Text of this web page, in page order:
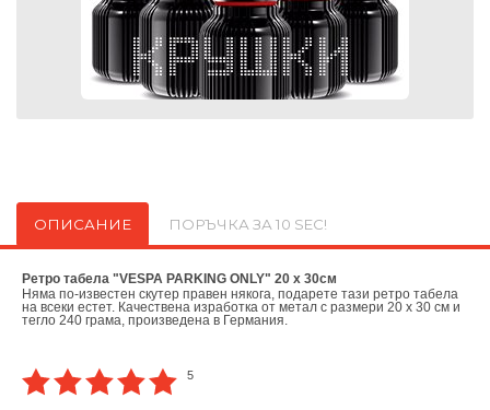
ОПИСАНИЕ ПОРЪЧКА ЗА 10 SEC!
Ретро табела "VESPA PARKING ONLY" 20 x 30см
Няма по-известен скутер правен някога, подарете тази ретро табела
на всеки естет. Качествена изработка от метал с размери 20 х 30 см и
тегло 240 грама, произведена в Германия.
5